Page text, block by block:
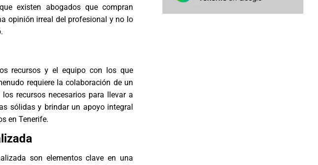
existen abogados que compran
opinión irreal del profesional y no lo
recursos y el equipo con los que
requiere la colaboración de un
recursos necesarios para llevar a
sólidas y brindar un apoyo integral
en Tenerife.
son elementos clave en una